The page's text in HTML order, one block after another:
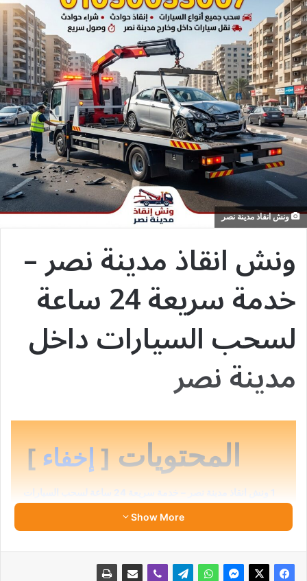
ونش انقاذ مدينة نصر
ونش انقاذ مدينة نصر –
خدمة سريعة 24 ساعة
لسحب السيارات داخل
مدينة نصر
المحتويات إخفاء
1
ونش انقاذ مدينة نصر – خدمة سريعة 24 ساعة لسحب السيارات
1.1لماذا تحتاج إلى خدمة إنقاذ سيارات في مدينة نصر؟
1.2مميزات خدمة ونش انقاذ مدينة نصر 24 ساعة
1.3خدمات ونش سيارات مدينة نصر المتاحة